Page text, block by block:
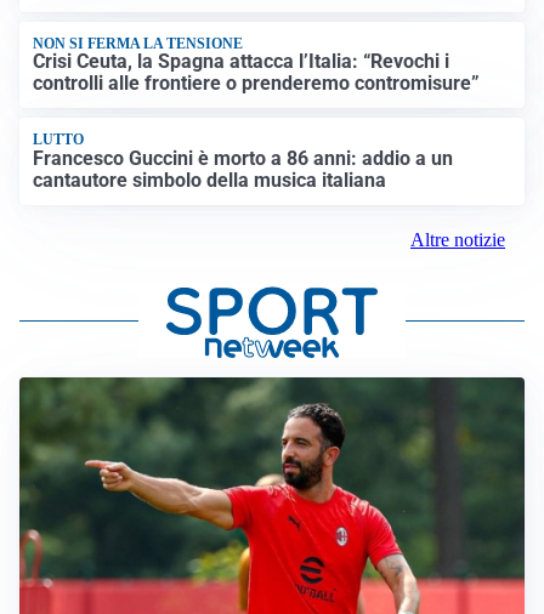
NON SI FERMA LA TENSIONE
Crisi Ceuta, la Spagna attacca l’Italia: “Revochi i
controlli alle frontiere o prenderemo contromisure”
LUTTO
Francesco Guccini è morto a 86 anni: addio a un
cantautore simbolo della musica italiana
Altre notizie